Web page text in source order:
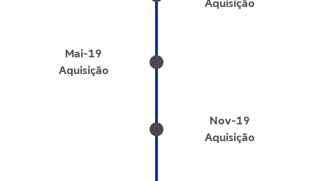
Aquisição
Mai-19
Aquisição
Nov-19
Aquisição